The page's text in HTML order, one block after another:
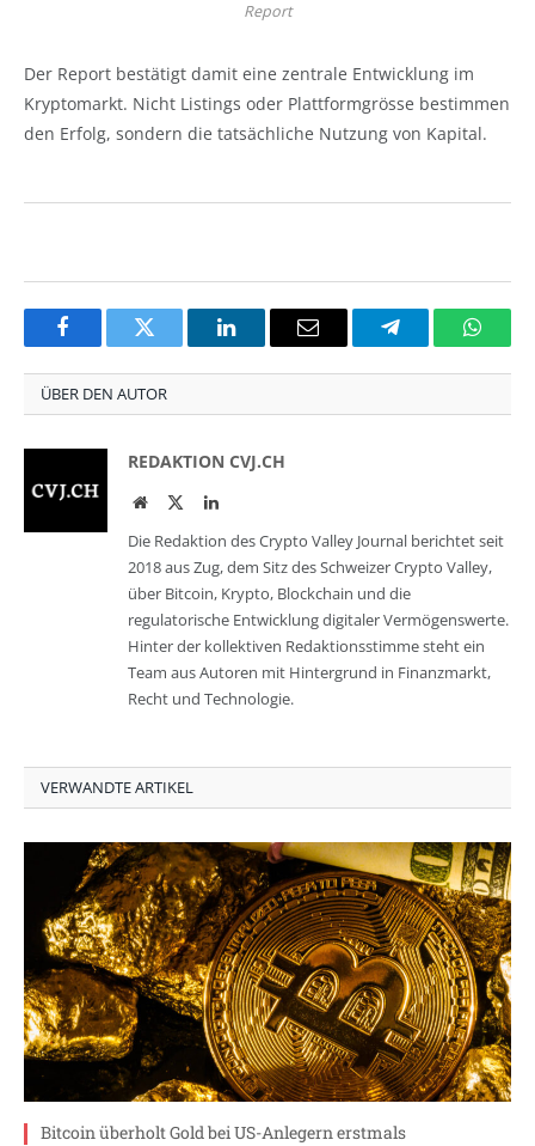
Report
Der Report bestätigt damit eine zentrale Entwicklung im
Kryptomarkt. Nicht Listings oder Plattformgrösse bestimmen
den Erfolg, sondern die tatsächliche Nutzung von Kapital.
FacebookTwitter LinkedInEmail Telegram
ÜBER DEN AUTOR
REDAKTION CVJ.CH
WebsiteTwitterLinkedIn
Die Redaktion des Crypto Valley Journal berichtet seit
2018 aus Zug, dem Sitz des Schweizer Crypto Valley,
über Bitcoin, Krypto, Blockchain und die
regulatorische Entwicklung digitaler Vermögenswerte.
Hinter der kollektiven Redaktionsstimme steht ein
Team aus Autoren mit Hintergrund in Finanzmarkt,
Recht und Technologie.
VERWANDTE ARTIKEL
Bitcoin überholt Gold bei US-Anlegern erstmals